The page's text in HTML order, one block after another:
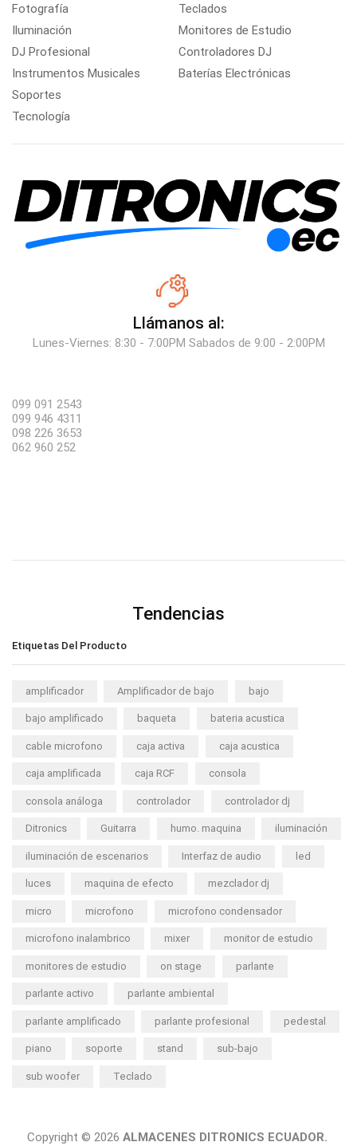
Fotografía
Iluminación
DJ Profesional
Instrumentos Musicales
Soportes
Tecnología
Teclados
Monitores de Estudio
Controladores DJ
Baterías Electrónicas
Llámanos al:
Lunes-Viernes: 8:30 - 7:00PM Sabados de 9:00 - 2:00PM
099 091 2543
099 946 4311
098 226 3653
062 960 252
Tendencias
Etiquetas Del Producto
amplificador Amplificador de bajo bajo
bajo amplificado baqueta bateria acustica
cable microfono caja activa caja acustica
caja amplificada caja RCF consola
consola análoga controlador controlador dj
Ditronics Guitarra humo. maquina iluminación
iluminación de escenarios Interfaz de audio led
luces maquina de efecto mezclador dj
micro microfono microfono condensador
microfono inalambrico mixer monitor de estudio
monitores de estudio on stage parlante
parlante activo parlante ambiental
parlante amplificado parlante profesional pedestal
piano soporte stand sub-bajo
sub woofer Teclado
Copyright © 2026 ALMACENES DITRONICS ECUADOR.